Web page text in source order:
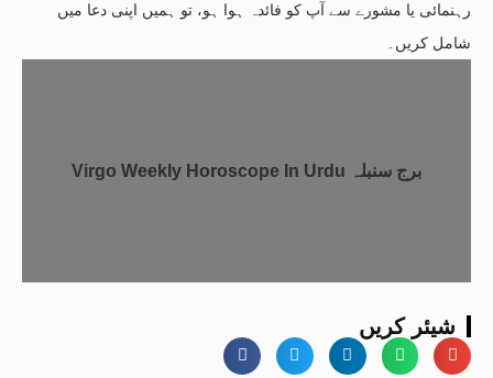
رہنمائی یا مشورے سے آپ کو فائدہ ہوا ہو، تو ہمیں اپنی دعا میں
شامل کریں۔
Virgo Weekly Horoscope In Urdu برج سنبلہ
شیئر کریں